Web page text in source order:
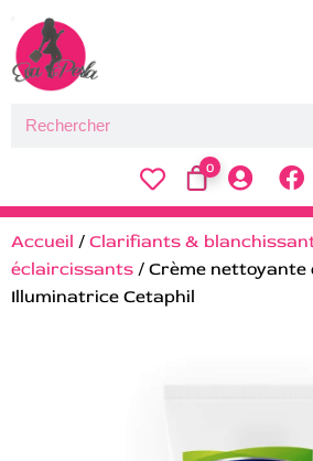
0
Accueil / Clarifiants &
éclaircissants / Crème
Illuminatrice Cetaphil